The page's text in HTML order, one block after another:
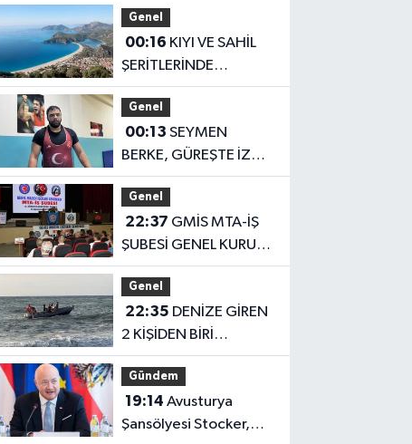
Genel
00:16
ŞERİTLERİNDE
DÜZENLEME
Genel
00:13 SEYMEN
BERKE, GÜREŞTE İZ
BIRAKMAK İSTİYOR
Genel
22:37
ŞUBESİ GENEL KURULU
GERÇEKLEŞTİRİLDİ
Genel
22:35
2 KİŞİDEN BİRİ
KURTARILDI, DİĞERİ
ARANIYOR
Gündem
19:14 Avusturya
Şansölyesi Stocker,